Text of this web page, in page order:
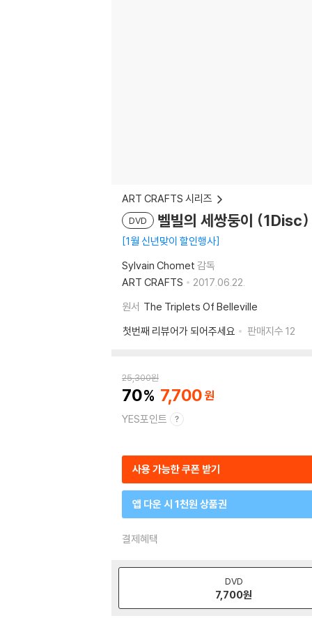
ART CRAFTS 시리즈
DVD 벨빌의 세쌍둥이 (1Disc)
1월 신년맞이 할인행사
Sylvain Chomet 감독
ART CRAFTS
2017.06.22.
원서 The Triplets Of Belleville
첫번째 리뷰어가 되어주세요
판매지수 12
25,300원
70 7,700
YES포인트
사용 가능한 쿠폰 받기
앱 다운 시 1천원 상품권
결제혜택
DVD
7,700원